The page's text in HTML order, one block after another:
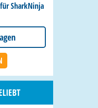
SharkNinja